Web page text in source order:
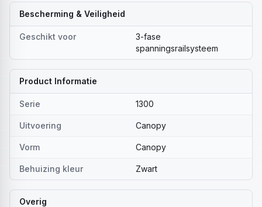
Bescherming & Veiligheid
Geschikt voor
3-fase
spanningsrailsysteem
Product Informatie
Serie 1300
Uitvoering Canopy
Vorm Canopy
Behuizing kleur Zwart
Overig